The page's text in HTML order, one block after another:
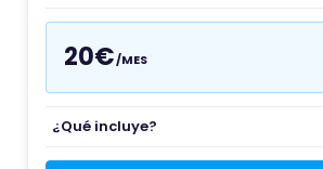
20€/MES
¿Qué incluye?